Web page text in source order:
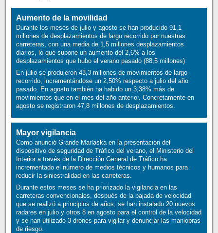
Aumento de la movilidad
Durante los meses de julio y agosto se han producido 91,1
millones de desplazamientos de largo recorrido por nuestras
carreteras, con una media de 1,5 millones desplazamientos
diarios, lo que supone un aumento del 2,6% a los
desplazamientos que hubo el verano pasado (88,5 millones)
En julio se produjeron 43,3 millones de movimientos de largo
recorrido, incrementándose un 2,50% respecto a julio del año
pasado. En agosto también ha habido un 3,38% más de
movimientos que en el mes del año anterior. Concretamente en
agosto se registraron 47,8 millones de desplazamientos.
Mayor vigilancia
Como anunció Grande Marlaska en la presentación del
dispositivo de seguridad de Tráfico del verano, el Ministerio del
Interior a través de la Dirección General de Tráfico ha
incrementado el número de medios técnicos y humanos para
reducir la siniestralidad en las carreteras.
Durante estos meses se ha priorizado la vigilancia en las
carreteras convencionales, después de la bajada de velocidad
que se realizó a principios de años; se han instalado 20 nuevos
radares en julio y otros 8 en agosto para el control de la velocidad
y se han utilizado 3 drones para vigilar y denunciar las maniobras
de riesgo.